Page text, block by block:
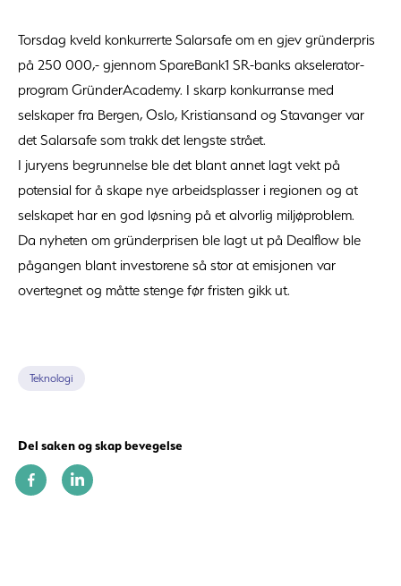
Torsdag kveld konkurrerte Salarsafe om en gjev gründerpris
på 250 000,- gjennom SpareBank1 SR-banks akselerator-
program GründerAcademy. I skarp konkurranse med
selskaper fra Bergen, Oslo, Kristiansand og Stavanger var
det Salarsafe som trakk det lengste strået.
I juryens begrunnelse ble det blant annet lagt vekt på
potensial for å skape nye arbeidsplasser i regionen og at
selskapet har en god løsning på et alvorlig miljøproblem.
Da nyheten om gründerprisen ble lagt ut på Dealflow ble
pågangen blant investorene så stor at emisjonen var
overtegnet og måtte stenge før fristen gikk ut.
Teknologi
Del saken og skap bevegelse